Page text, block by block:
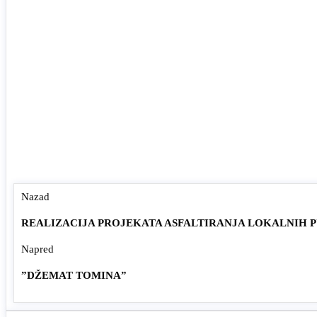
Nazad
REALIZACIJA PROJEKATA ASFALTIRANJA LOKALNIH
Napred
”DŽEMAT TOMINA”